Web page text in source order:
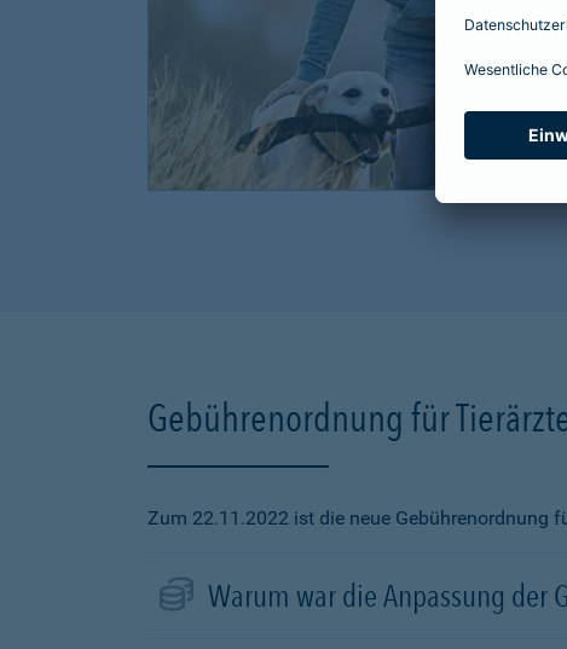
Gebührenordnung für
Zum 22.11.2022 ist die neue Gebührenordnung
Warum war die Anpassung der